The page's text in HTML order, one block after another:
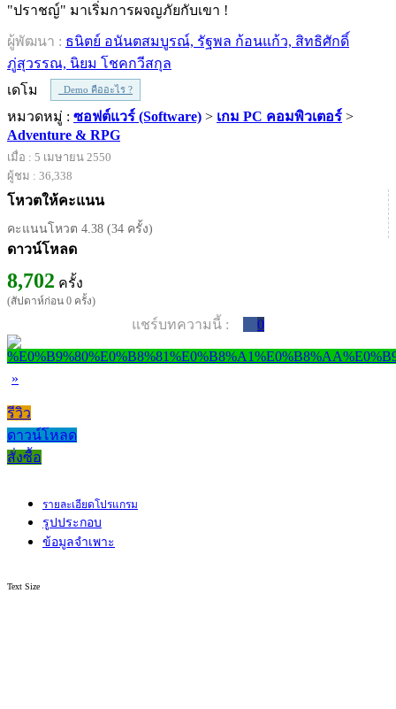
"ปราชญ์" มาเริ่มการผจญภัยกับเขา !
ผู้พัฒนา : ธนิตย์ อนันตสมบูรณ์, รัฐพล ก้อนแก้ว, สิทธิศักดิ์
ภู่สุวรรณ, นิยม โชคกวีสกุล
เดโม
Demo คืออะไร ?
หมวดหมู่ : ซอฟต์แวร์ (Software) > เกม PC คอมพิวเตอร์ >
Adventure & RPG
เมื่อ : 5 เมษายน 2550
ผู้ชม : 36,338
โหวตให้คะแนน
คะแนนโหวต 4.38 (34 ครั้ง)
ดาวน์โหลด
8,702 ครั้ง
(สัปดาห์ก่อน 0 ครั้ง)
แชร์บทความนี้ : 0
»
รีวิว
ดาวน์โหลด
สั่งซื้อ
รายละเอียดโปรแกรม
รูปประกอบ
ข้อมูลจำเพาะ
Text Size